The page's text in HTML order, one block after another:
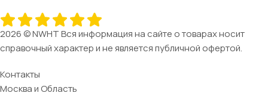
2026 © NWHT Вся информация на сайте о товарах носит
справочный характер и не является публичной офертой.
Контакты
Москва и Область